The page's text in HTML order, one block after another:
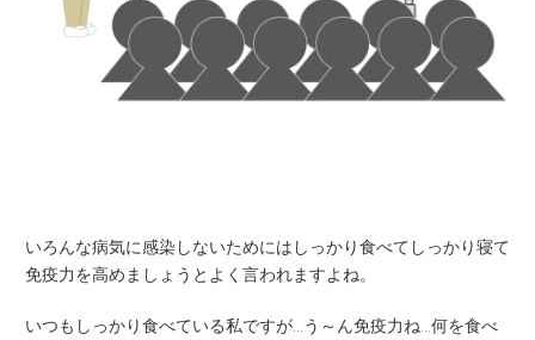
いろんな病気に感染しないためにはしっかり食べてしっかり寝て
免疫力を高めましょうとよく言われますよね。
いつもしっかり食べている私ですが…う～ん免疫力ね…何を食べ